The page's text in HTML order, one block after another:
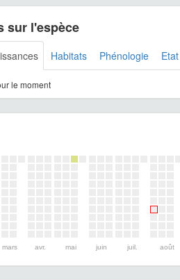
sur l'espèce
Habitats Phénologie
le moment
mars avr. mai juin juil. août